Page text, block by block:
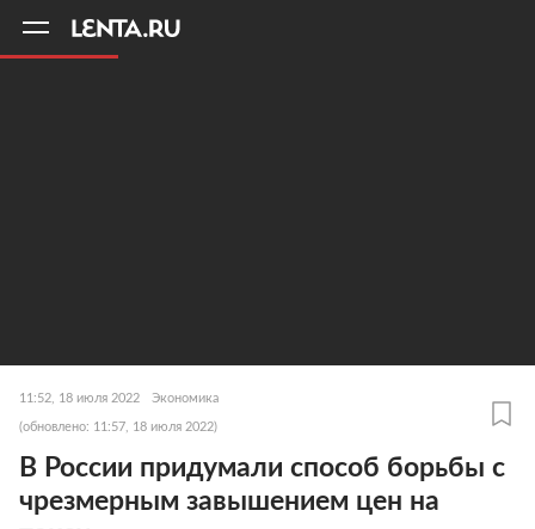
11:52, 18 июля 2022 Экономика
(обновлено: 11:57, 18 июля 2022)
В России придумали способ борьбы с
чрезмерным завышением цен на